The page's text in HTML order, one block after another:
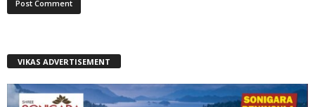
VIKAS ADVERTISEMENT